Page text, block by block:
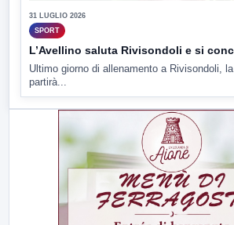
31 LUGLIO 2026
SPORT
L’Avellino saluta Rivisondoli e si
Ultimo giorno di allenamento a Rivisondoli,
partirà...